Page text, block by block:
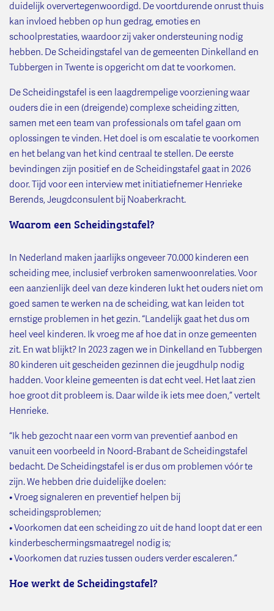
duidelijk oververtegenwoordigd. De voortdurende onrust thuis
kan invloed hebben op hun gedrag, emoties en
schoolprestaties, waardoor zij vaker ondersteuning nodig
hebben. De Scheidingstafel van de gemeenten Dinkelland en
Tubbergen in Twente is opgericht om dat te voorkomen.
De Scheidingstafel is een laagdrempelige voorziening waar
ouders die in een (dreigende) complexe scheiding zitten,
samen met een team van professionals om tafel gaan om
oplossingen te vinden. Het doel is om escalatie te voorkomen
en het belang van het kind centraal te stellen. De eerste
bevindingen zijn positief en de Scheidingstafel gaat in 2026
door. Tijd voor een interview met initiatiefnemer Henrieke
Berends, Jeugdconsulent bij Noaberkracht.
Waarom een Scheidingstafel?
In Nederland maken jaarlijks ongeveer 70.000 kinderen een
scheiding mee, inclusief verbroken samenwoonrelaties. Voor
een aanzienlijk deel van deze kinderen lukt het ouders niet om
goed samen te werken na de scheiding, wat kan leiden tot
ernstige problemen in het gezin. “Landelijk gaat het dus om
heel veel kinderen. Ik vroeg me af hoe dat in onze gemeenten
zit. En wat blijkt? In 2023 zagen we in Dinkelland en Tubbergen
80 kinderen uit gescheiden gezinnen die jeugdhulp nodig
hadden. Voor kleine gemeenten is dat echt veel. Het laat zien
hoe groot dit probleem is. Daar wilde ik iets mee doen,” vertelt
Henrieke.
“Ik heb gezocht naar een vorm van preventief aanbod en
vanuit een voorbeeld in Noord-Brabant de Scheidingstafel
bedacht. De Scheidingstafel is er dus om problemen vóór te
zijn. We hebben drie duidelijke doelen:
• Vroeg signaleren en preventief helpen bij
scheidingsproblemen;
• Voorkomen dat een scheiding zo uit de hand loopt dat er een
kinderbeschermingsmaatregel nodig is;
• Voorkomen dat ruzies tussen ouders verder escaleren.”
Hoe werkt de Scheidingstafel?